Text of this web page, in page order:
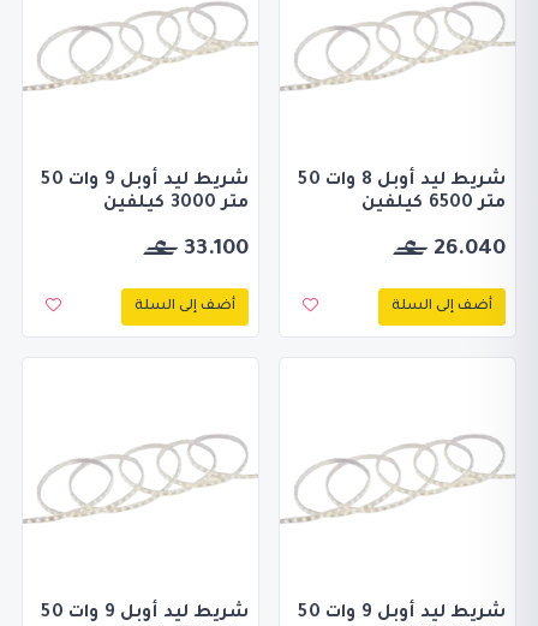
شريط ليد أوبل 8 وات 50
متر 6500 كيلفين
26.040
أضف إلى السلة
شريط ليد أوبل 9 وات 50
متر 3000 كيلفين
33.100
أضف إلى السلة
شريط ليد أوبل 9 وات 50
شريط ليد أوبل 9 وات 50